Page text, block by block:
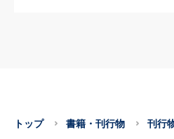
トップ 書籍・刊行物 刊行